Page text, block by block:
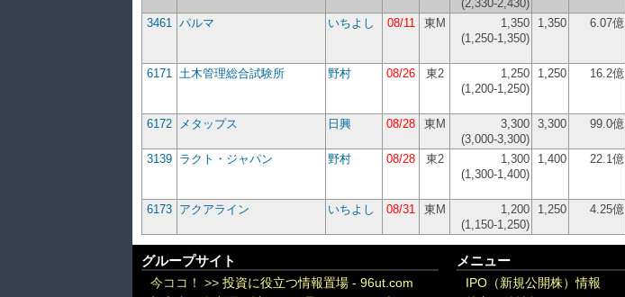
(2,330-2,430)
3461 パルマ いちよし 08/11 東M
1,350
(1,250-1,350)
1,350 6.07億
6171
土木管理総合試験所 野村 08/26 東2
1,250
(1,200-1,250)
1,250 16.2億
6172
メタップス 日興 08/28 東M
3,300
(3,000-3,300)
3,300 99.0億
3139 ラクト・ジャパン 野村 08/28 東2
1,300
(1,300-1,400)
1,400 22.1億
6173 アクアライン いちよし 08/31 東M
1,200
(1,150-1,250)
1,250 4.25億
グループサイト
今ココ！ >> 投資に役立つ情報置場 - 96ut.com
メニュー
IPO（新規公開株）情報